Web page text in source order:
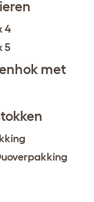
4
5
met